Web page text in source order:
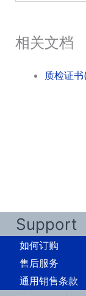
相关文档
质检证
Support
如何订购
售后服务
通用销售条款